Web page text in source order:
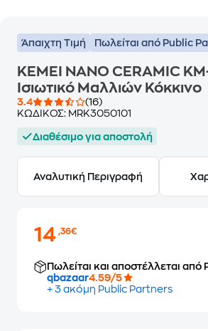
Άπαιχτη Τιμή Πωλείται από Public
KEMEI NANO CERAMIC
Ισιωτικό Μαλλιών Κόκκινο
3.4
(16)
ΚΩΔΙΚΟΣ: MRK3050101
Διαθέσιμο για αποστολή
Αναλυτική Περιγραφή
14,36€
Πωλείται και αποστέλλεται
qbazaar4.59/5
+ 3 ακόμη Public Partners